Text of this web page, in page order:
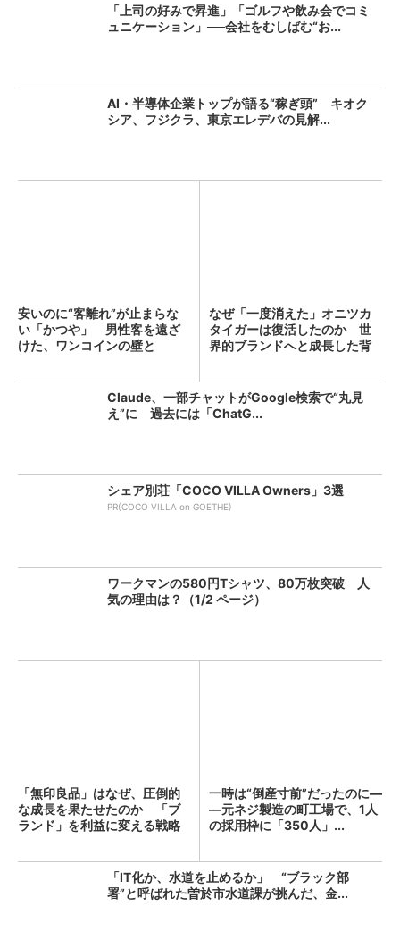
「上司の好みで昇進」「ゴルフや飲み会でコミ
ュニケーション」──会社をむしばむ“お...
AI・半導体企業トップが語る“稼ぎ頭” キオク
シア、フジクラ、東京エレデバの見解...
安いのに“客離れ”が止まらな
い「かつや」 男性客を遠ざ
けた、ワンコインの壁と
なぜ「一度消えた」オニツカ
タイガーは復活したのか 世
界的ブランドへと成長した背
Claude、一部チャットがGoogle検索で“丸見
え”に 過去には「ChatG...
シェア別荘「COCO VILLA Owners」3選
PR(COCO VILLA on GOETHE)
ワークマンの580円Tシャツ、80万枚突破 人
気の理由は？（1/2 ページ）
「無印良品」はなぜ、圧倒的
な成長を果たせたのか 「ブ
ランド」を利益に変える戦略
一時は“倒産寸前”だったのに―
―元ネジ製造の町工場で、1人
の採用枠に「350人」...
「IT化か、水道を止めるか」 “ブラック部
署”と呼ばれた曽於市水道課が挑んだ、金...